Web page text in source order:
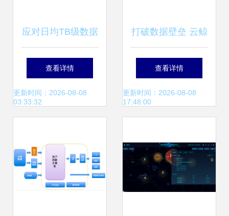
应对日均TB级数据
量挑战 金山云选用
Pulsar重构日志服
查看详情
更新时间：2026-08-08
03:33:32
打破数据壁垒 云鲸
携手帆软BI系统优
化用户体验与营销
查看详情
更新时间：2026-08-08
17:48:00